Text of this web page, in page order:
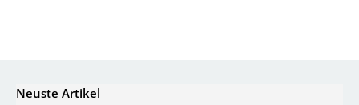
Neuste Artikel